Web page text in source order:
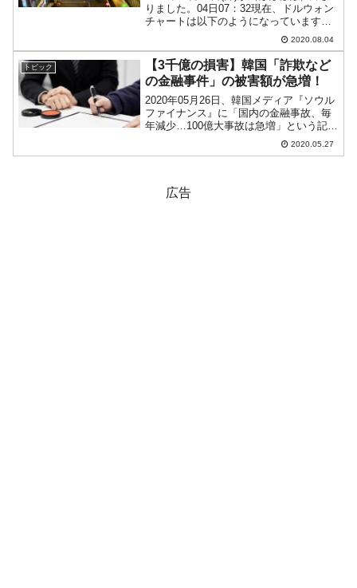
りました。04日07：32現在、ドルウォン
チャートは以下のようになっています
（チャートは『Investing.com』より引
用：以下同）。結局、陰線となり2ウォン
弱のウォン高進行です。ローソク足...
2020.08.04
トピック
【3千億の損害】韓国「詐欺など
の金融事件」の被害額が急増！
2020年05月26日、韓国メディア『ソウル
ファイナンス』に「国内の金融事故、毎
年減少…100億大事故は急増」という記事
が出ました。これは韓国の「金融監督
院」が公表した「2019年の金融事故発生
2020.05.27
広告